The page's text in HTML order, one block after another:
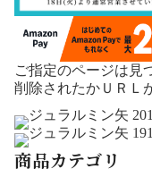
ご指定のページは見
削除されたかＵＲＬ
商品カテゴリ